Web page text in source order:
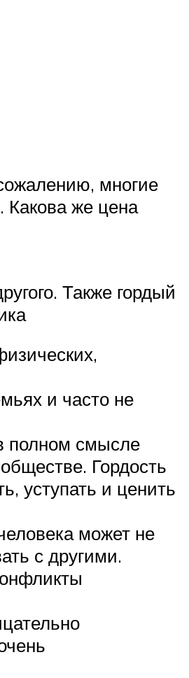
многие
Какова же цена
Также гордый
и часто не
полном смысле
Гордость
уступать и ценить
может не
с другими.